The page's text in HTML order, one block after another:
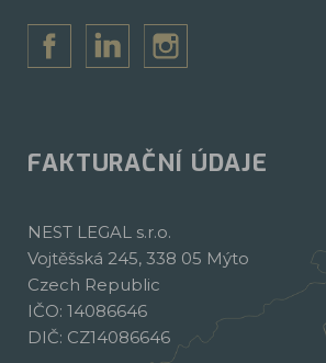
FAKTURAČNÍ ÚDAJE
NEST LEGAL s.r.o.
Vojtěšská 245, 338 05 Mýto
Czech Republic
IČO: 14086646
DIČ: CZ14086646